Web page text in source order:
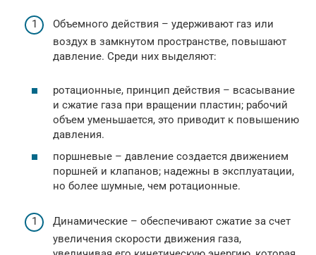
Объемного действия – удерживают газ или
воздух в замкнутом пространстве, повышают
давление. Среди них выделяют:
ротационные, принцип действия – всасывание
и сжатие газа при вращении пластин; рабочий
объем уменьшается, это приводит к повышению
давления.
поршневые – давление создается движением
поршней и клапанов; надежны в эксплуатации,
но более шумные, чем ротационные.
Динамические – обеспечивают сжатие за счет
увеличения скорости движения газа,